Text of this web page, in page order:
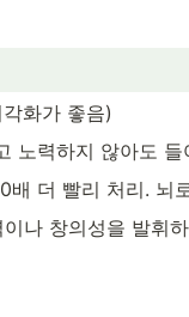
화가 좋음)
노력하지 않아도
더 빨리 처리. 뇌
나 창의성을 발휘